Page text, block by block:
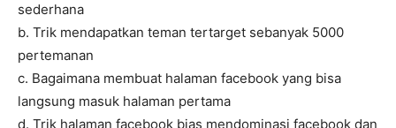
sederhana
b. Trik mendapatkan teman tertarget sebanyak 5000
pertemanan
c. Bagaimana membuat halaman facebook yang bisa
langsung masuk halaman pertama
d. Trik halaman facebook bias mendominasi facebook dan